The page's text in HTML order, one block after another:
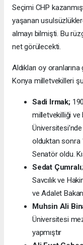
Seçimi CHP
yaşanan
almayı bilmişti. Bu
net görülecekti.
Aldıkları oy
Konya milletvekilleri
Sadi Irmak;
milletvekilliği ve
olduktan sonra
Senatör oldu.
Sedat Çumralı
Savcılık ve
ve Adalet
Muhsin Ali
Üniversitesi
yapmıştır